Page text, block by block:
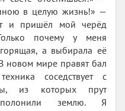
в целую жизнь!» —
и пришёл мой черёд
почему у меня
а выбирала её
новом мире правят бал
соседствует с
из которых прут
землю. Я